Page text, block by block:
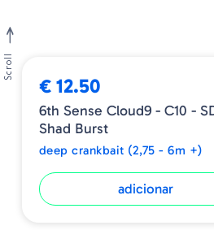
€ 12.50
6th Sense Cloud9 - C10 -
Shad Burst
deep crankbait (2,75 - 6m +)
adicionar
Scroll